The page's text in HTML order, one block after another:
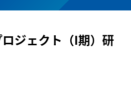
ップ/開館時間
術展示コーナー
ジェクト（I期）研